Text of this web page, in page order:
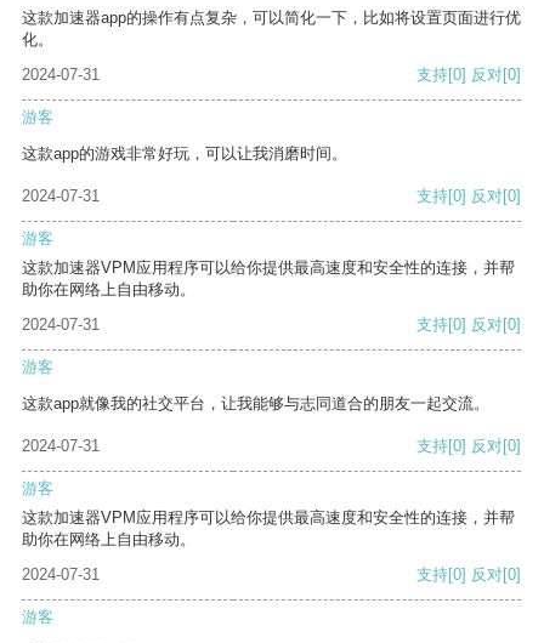
这款加速器app的操作有点复杂，可以简化一下，比如将设置页面进行优
化。
2024-07-31
支持[0] 反对[0]
游客
这款app的游戏非常好玩，可以让我消磨时间。
2024-07-31 支持[0] 反对[0]
游客
这款加速器VPM应用程序可以给你提供最高速度和安全性的连接，并帮
助你在网络上自由移动。
2024-07-31
支持[0] 反对[0]
游客
这款app就像我的社交平台，让我能够与志同道合的朋友一起交流。
2024-07-31 支持[0] 反对[0]
游客
这款加速器VPM应用程序可以给你提供最高速度和安全性的连接，并帮
助你在网络上自由移动。
2024-07-31
支持[0] 反对[0]
游客